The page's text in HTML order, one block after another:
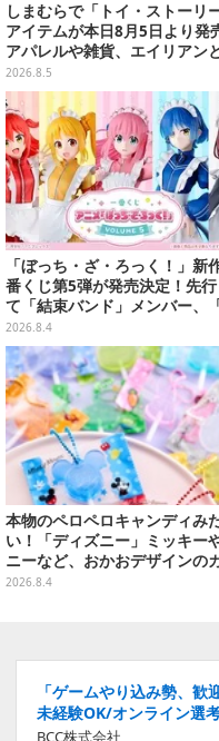
しまむらで「トイ・ストーリ
アイテムが本日8月5日より発
アパレルや雑貨、エイリアン
ムのダイカットクッションなど
りだくさん
2026.8.5
「ぼっち・ざ・ろっく！」新
番くじ第5弾が発売決定！先
て「結束バンド」メンバー、
井きくり」のメイド衣装フィギ
アを公開
2026.8.4
本物のペロペロキャンディみ
い！「ディズニー」ミッキー
ニーなど、おかおデザインの
フルチャーム全10種が8月31日
2026.8.4
「ゲームやり込み勢、
未経験OK/オンライン選
BCC株式会社